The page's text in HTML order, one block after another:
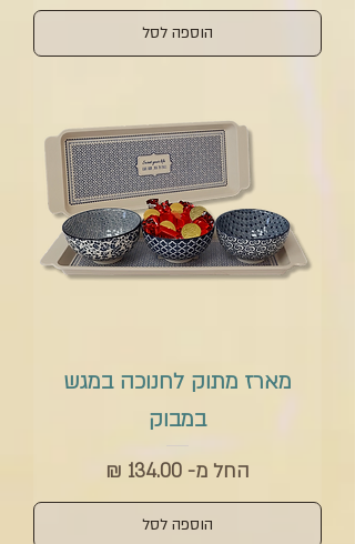
הוספה לסל
מארז מתוק לחנוכה במגש
במבוק
החל מ-
מחיר מבצע
הוספה לסל